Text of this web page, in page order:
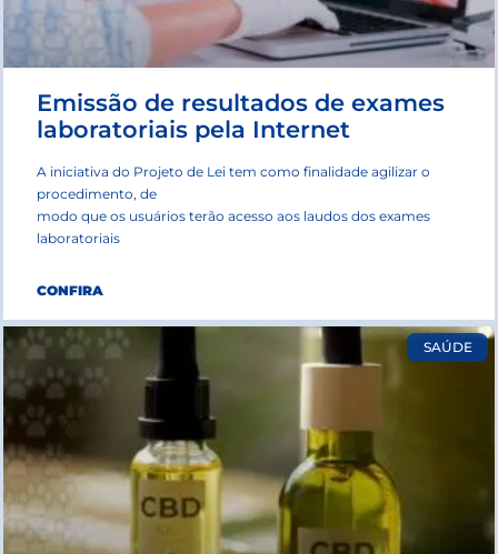
Emissão de resultados de exames
laboratoriais pela Internet
A iniciativa do Projeto de Lei tem como finalidade agilizar o
procedimento, de
modo que os usuários terão acesso aos laudos dos exames
laboratoriais
CONFIRA
SAÚDE